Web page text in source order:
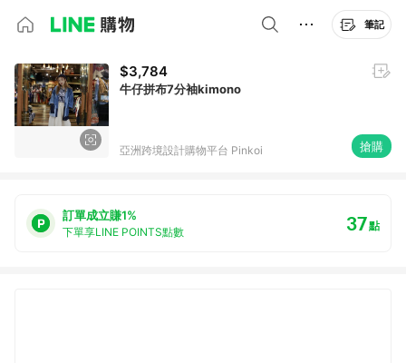
筆記
$3,784
牛仔拼布7分袖kimono
亞洲跨境設計購物平台 Pinkoi 搶購
訂單成立賺1%
下單享LINE POINTS點數 37點